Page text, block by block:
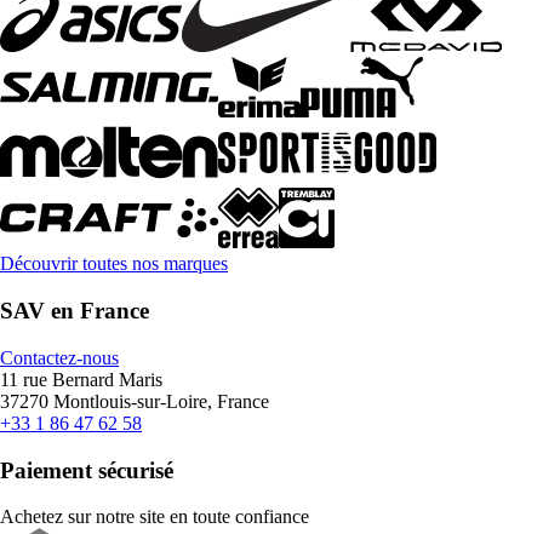
Découvrir toutes nos marques
SAV en France
Contactez-nous
11 rue Bernard Maris
37270 Montlouis-sur-Loire, France
+33 1 86 47 62 58
Paiement sécurisé
Achetez sur notre site en toute confiance